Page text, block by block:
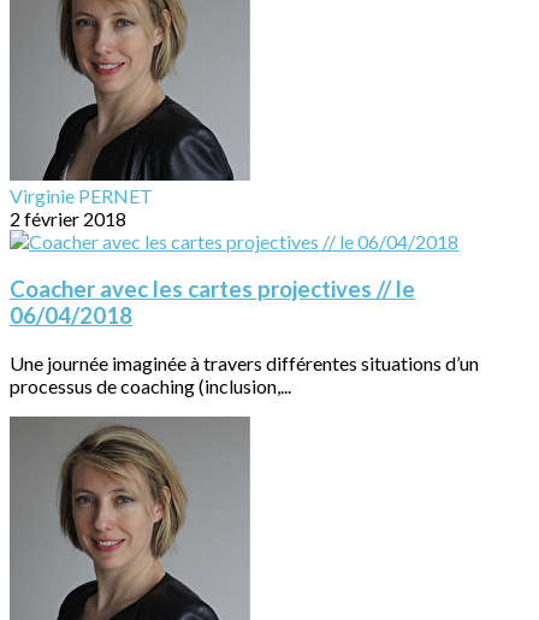
Virginie PERNET
2 février 2018
Coacher avec les cartes projectives // le
06/04/2018
Une journée imaginée à travers différentes situations d’un
processus de coaching (inclusion,...